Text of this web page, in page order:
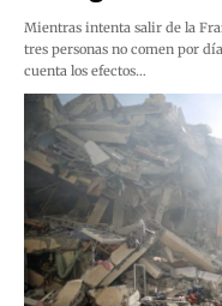
Mientras intenta salir de la
tres personas no comen por
cuenta los efectos…